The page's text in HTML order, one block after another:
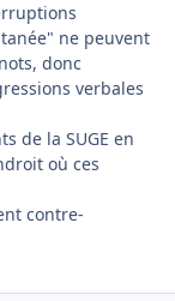
ne peuvent
donc
verbales
de la SUGE en
où ces
contre-